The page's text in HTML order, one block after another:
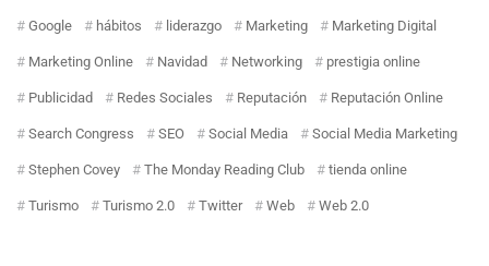
Google hábitos liderazgo Marketing Marketing Digital
Marketing Online Navidad Networking prestigia online
Publicidad Redes Sociales Reputación Reputación Online
Search Congress SEO Social Media Social Media Marketing
Stephen Covey The Monday Reading Club tienda online
Turismo Turismo 2.0 Twitter Web Web 2.0